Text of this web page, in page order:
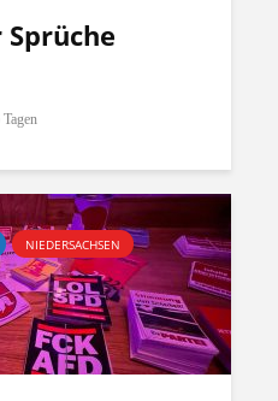
NIEDERSACHSEN